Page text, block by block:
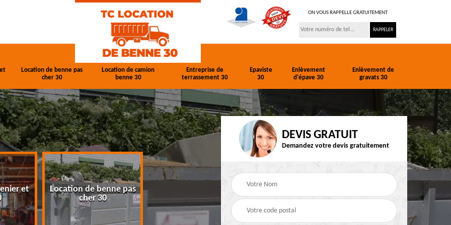
ON VOUS RAPPELLE GRATUITEMENT
Location de benne pas
cher 30
Location de camion
benne 30
Entreprise de
terrassement 30
Epaviste
30
Enlèvement
d'épave 30
Enlèvement de
gravats 30
et
Location de benne pas
cher 30
Location de camion
terrassement 30
Epaviste 30
DEVIS GRATUIT
Demandez votre devis gratuitement